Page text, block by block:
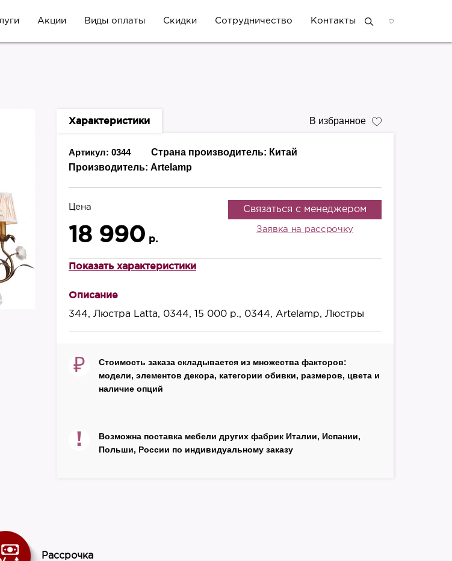
Акции Виды оплаты Скидки Сотрудничество Контакты
Характеристики В избранное
Артикул: 0344 Страна производитель: Китай
Производитель: Artelamp
Цена
18 990 р.
Связаться с менеджером
Заявка на рассрочку
Высота, мм
Диаметр, мм
металл, ткань
Artelamp
Показать характеристики
Описание
344, Люстра Latta, 0344, 15 000 р., 0344, Artelamp, Люстры
₽
Стоимость заказа складывается из множества факторов:
модели, элементов декора, категории обивки, размеров, цвета и
наличие опций
!
Возможна поставка мебели других фабрик Италии, Испании,
Польши, России по индивидуальному заказу
Рассрочка